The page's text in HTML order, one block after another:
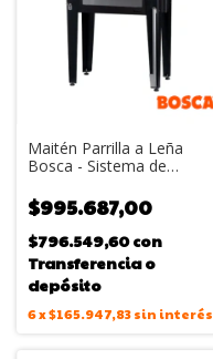
Maitén Parrilla a Leña
Bosca - Sistema de
Accesorios
$995.687,00
$796.549,60con
Transferencia o
depósito
6x$165.947,83sin interés